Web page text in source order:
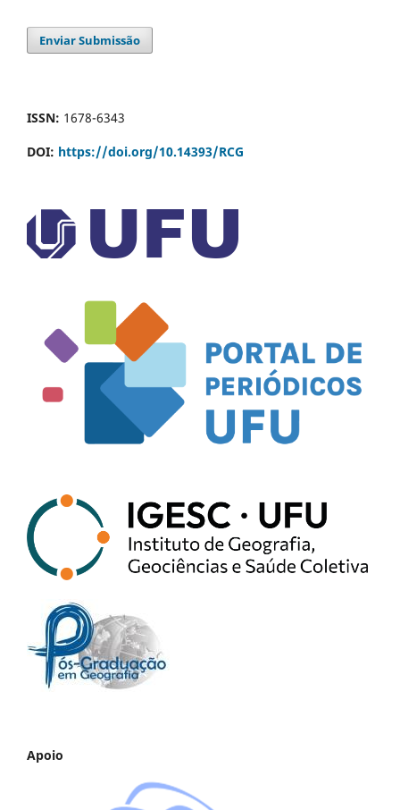
Enviar Submissão
ISSN: 1678-6343
DOI: https://doi.org/10.14393/RCG
Apoio